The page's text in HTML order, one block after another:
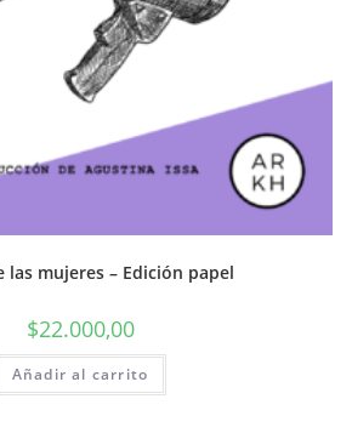
las mujeres – Edición papel
$22.000,00
Añadir al carrito